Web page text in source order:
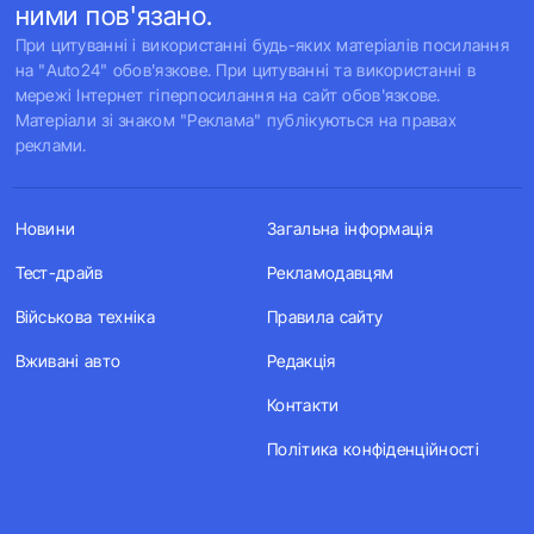
ними пов'язано.
При цитуванні і використанні будь-яких матеріалів посилання
на "Auto24" обов'язкове. При цитуванні та використанні в
мережі Інтернет гіперпосилання на сайт обов'язкове.
Матеріали зі знаком "Реклама" публікуються на правах
реклами.
Новини
Тест-драйв
Військова техніка
Вживані авто
Загальна інформація
Рекламодавцям
Правила сайту
Редакція
Контакти
Політика конфіденційності